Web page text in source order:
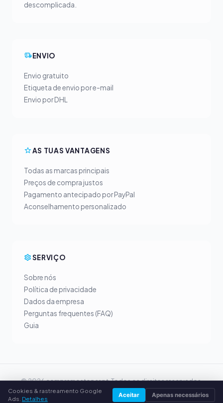
descomplicada.
ENVIO
Envio gratuito
Etiqueta de envio por e-mail
Envio por DHL
AS TUAS VANTAGENS
Todas as marcas principais
Preços de compra justos
Pagamento antecipado por PayPal
Aconselhamento personalizado
SERVIÇO
Sobre nós
Política de privacidade
Dados da empresa
Perguntas frequentes (FAQ)
Guia
© 2026 compramostoner.pt. Todos os direitos reservados.
Vender toner na tua cidade
Cookies & rastreamento Google
Ads. Detalhes Aceitar Apenas necessários